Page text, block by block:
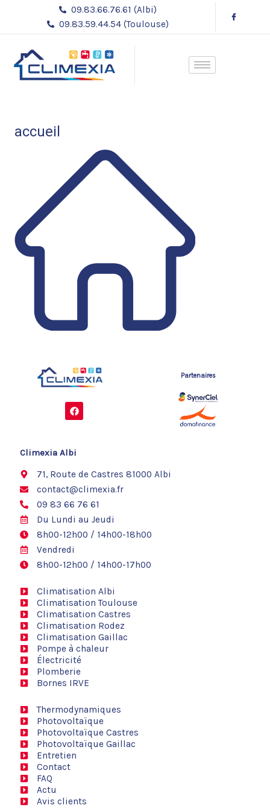
contenu
09.83.66.76.61 (Albi)
09.83.59.44.54 (Toulouse)
accueil
F
a
c
o
Partenaires
Climexia Albi
71, Route de Castres 81000 Albi
contact@climexia.fr
09 83 66 76 61
Du Lundi au Jeudi
8h00-12h00 / 14h00-18h00
Vendredi
8h00-12h00 / 14h00-17h00
Climatisation Albi
Climatisation Toulouse
Climatisation Castres
Climatisation Rodez
Climatisation Gaillac
Pompe à chaleur
Électricité
Plomberie
Bornes IRVE
Thermodynamiques
Photovoltaïque
Photovoltaïque Castres
Photovoltaïque Gaillac
Entretien
Contact
FAQ
Actu
Avis clients